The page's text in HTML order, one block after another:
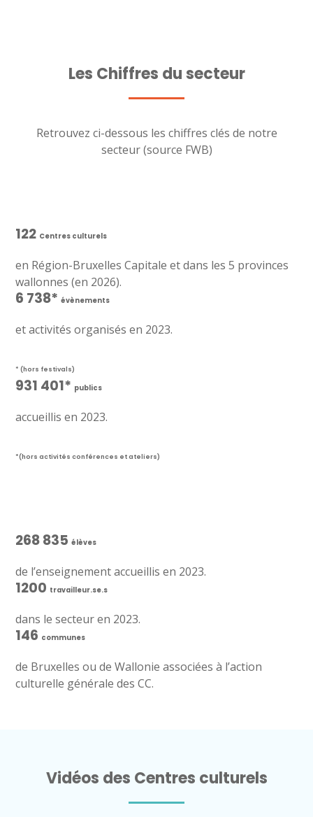
Les Chiffres du secteur
Retrouvez ci-dessous les chiffres clés de notre
secteur (source FWB)
122 Centres culturels
en Région-Bruxelles Capitale et dans les 5 provinces
wallonnes (en 2026).
6 738*évènements
et activités organisés en 2023.
* (hors festivals)
931 401* publics
accueillis en 2023.
*(hors activités conférences et ateliers)
268 835élèves
de l’enseignement accueillis en 2023.
1200 travailleur.se.s
dans le secteur en 2023.
146 communes
de Bruxelles ou de Wallonie associées à l’action
culturelle générale des CC.
Vidéos des Centres culturels